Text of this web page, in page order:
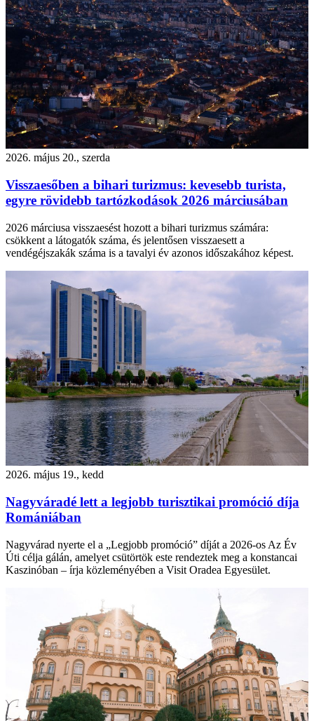
2026. május 20., szerda
Visszaesőben a bihari turizmus: kevesebb turista,
egyre rövidebb tartózkodások 2026 márciusában
2026 márciusa visszaesést hozott a bihari turizmus számára:
csökkent a látogatók száma, és jelentősen visszaesett a
vendégéjszakák száma is a tavalyi év azonos időszakához képest.
2026. május 19., kedd
Nagyváradé lett a legjobb turisztikai promóció díja
Romániában
Nagyvárad nyerte el a „Legjobb promóció” díját a 2026-os Az Év
Úti célja gálán, amelyet csütörtök este rendeztek meg a konstancai
Kaszinóban – írja közleményében a Visit Oradea Egyesület.